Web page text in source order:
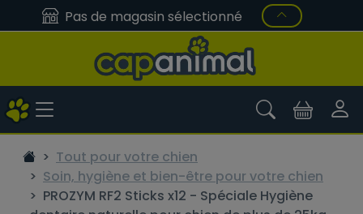
Pas de magasin sélectionné
Tout pour votre chien
Soin, hygiène et bien-être pour votre chien
PROZYM RF2 Sticks x12 - Spéciale Hygiène